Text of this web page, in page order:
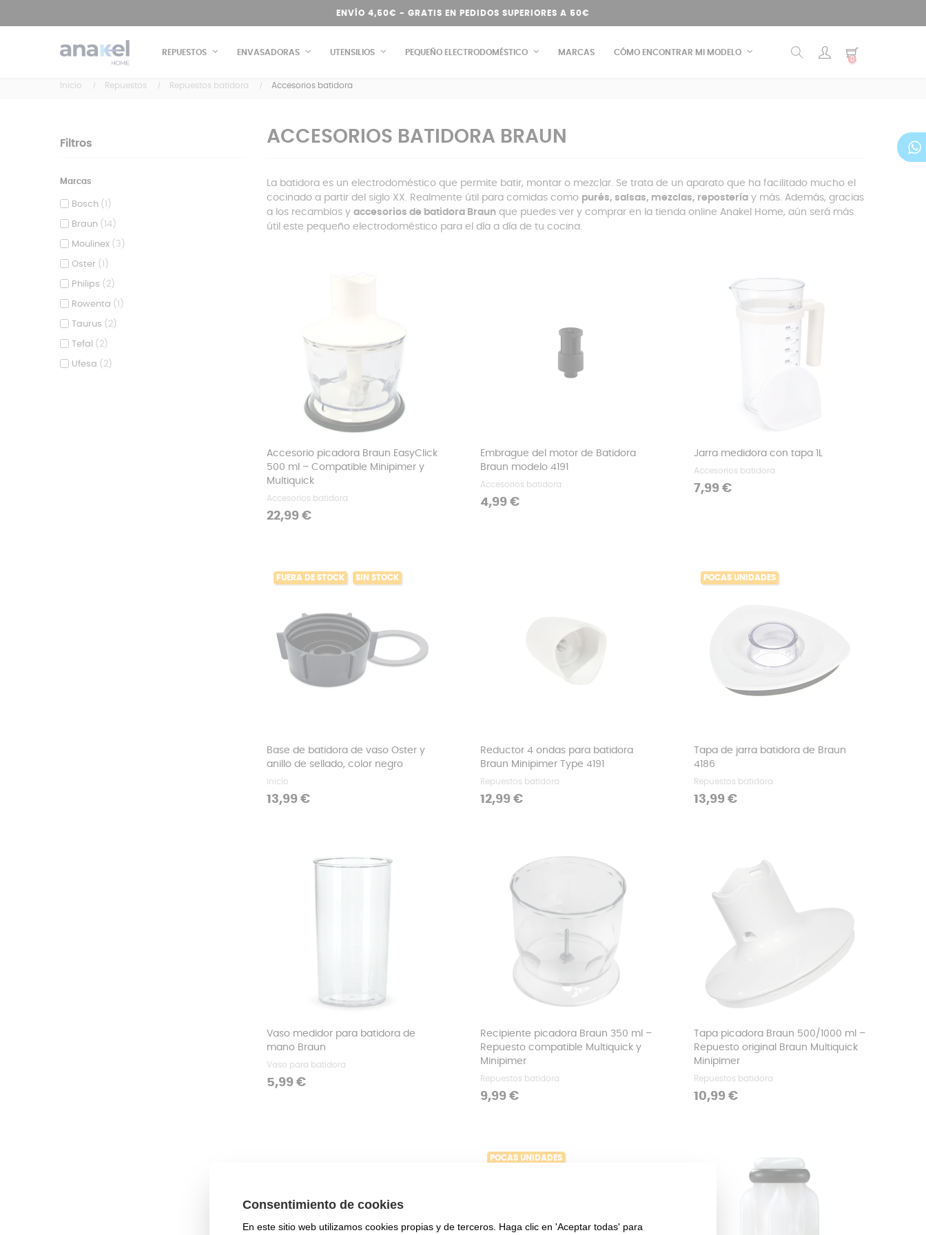
ENVÍO 4,50€ - GRATIS EN PEDIDOS SUPERIORES A 50€
REPUESTOS ENVASADORAS UTENSILIOS PEQUEÑO ELECTRODOMÉSTICO MARCAS CÓMO ENCONTRAR MI MODELO
0
Inicio Repuestos Repuestos batidora Accesorios batidora
Filtros
Marcas
Bosch (1)
Braun (14)
Moulinex (3)
Oster (1)
Philips (2)
Rowenta (1)
Taurus (2)
Tefal (2)
Ufesa (2)
ACCESORIOS BATIDORA BRAUN
La batidora es un electrodoméstico que permite batir, montar o mezclar. Se trata de un aparato que ha facilitado mucho el
cocinado a partir del siglo XX. Realmente útil para comidas como purés, salsas, mezclas, repostería y más. Además, gracias
a los recambios y accesorios de batidora Braun que puedes ver y comprar en la tienda online Anakel Home, aún será más
útil este pequeño electrodoméstico para el día a día de tu cocina.
Accesorio picadora Braun EasyClick
500 ml – Compatible Minipimer y
Multiquick
Accesorios batidora
Precio
22,99 €
Embrague del motor de Batidora
Braun modelo 4191
Accesorios batidora
Precio
4,99 €
Jarra medidora con tapa 1L
Accesorios batidora
Precio
7,99 €
FUERA DE STOCK SIN STOCK
Base de batidora de vaso Oster y
anillo de sellado, color negro
Inicio
Precio
13,99 €
Reductor 4 ondas para batidora
Braun Minipimer Type 4191
Repuestos batidora
Precio
12,99 €
POCAS UNIDADES
Tapa de jarra batidora de Braun
4186
Repuestos batidora
Precio
13,99 €
Vaso medidor para batidora de
mano Braun
Vaso para batidora
Precio
5,99 €
Recipiente picadora Braun 350 ml –
Repuesto compatible Multiquick y
Minipimer
Repuestos batidora
Precio
9,99 €
Tapa picadora Braun 500/1000 ml –
Repuesto original Braun Multiquick
Minipimer
Repuestos batidora
Precio
10,99 €
POCAS UNIDADES